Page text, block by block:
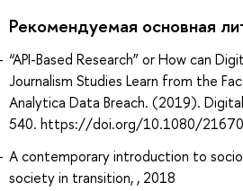
Рекомендуемая основная
“API-Based Research” or How can
Journalism Studies Learn from the
Analytica Data Breach. (2019).
540. https://doi.org/10.1080/
A contemporary introduction to
society in transition, , 2018